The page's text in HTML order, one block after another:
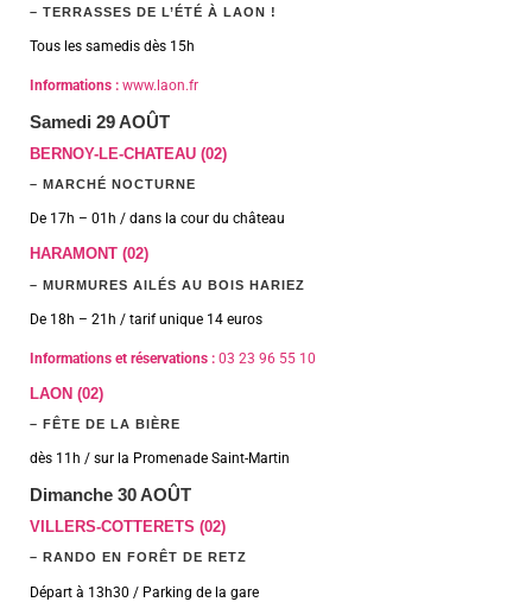
– TERRASSES DE L’ÉTÉ À LAON !
Tous les samedis dès 15h
Informations : www.laon.fr
Samedi 29 AOÛT
BERNOY-LE-CHATEAU (02)
– MARCHÉ NOCTURNE
De 17h – 01h / dans la cour du château
HARAMONT (02)
– MURMURES AILÉS AU BOIS HARIEZ
De 18h – 21h / tarif unique 14 euros
Informations et réservations : 03 23 96 55 10
LAON (02)
– FÊTE DE LA BIÈRE
dès 11h / sur la Promenade Saint-Martin
Dimanche 30 AOÛT
VILLERS-COTTERETS (02)
– RANDO EN FORÊT DE RETZ
Départ à 13h30 / Parking de la gare